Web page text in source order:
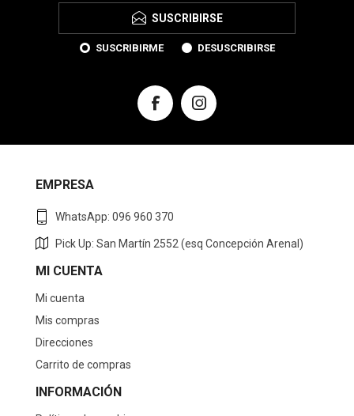
SUSCRIBIRSE
SUSCRIBIRME DESUSCRIBIRSE
EMPRESA
WhatsApp: 096 960 370
Pick Up: San Martín 2552 (esq Concepción Arenal)
MI CUENTA
Mi cuenta
Mis compras
Direcciones
Carrito de compras
INFORMACIÓN